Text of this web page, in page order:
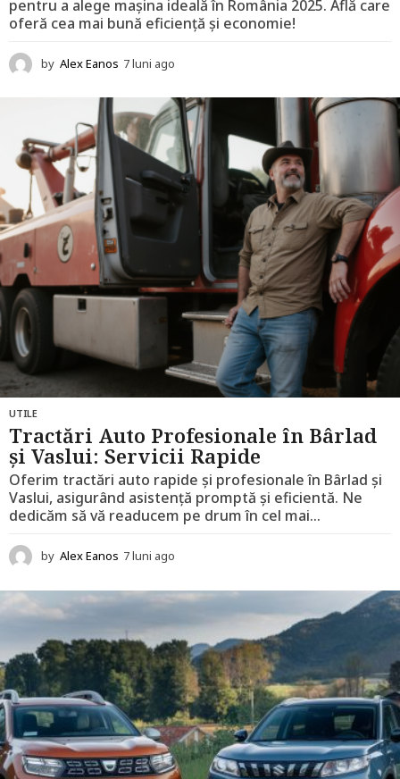
pentru a alege mașina ideală în România 2025. Află care
oferă cea mai bună eficiență și economie!
by Alex Eanos 7 luni ago
l
u
n
a
g
UTILE
Tractări Auto Profesionale în Bârlad
și Vaslui: Servicii Rapide
Oferim tractări auto rapide și profesionale în Bârlad și
Vaslui, asigurând asistență promptă și eficientă. Ne
dedicăm să vă readucem pe drum în cel mai...
by Alex Eanos 7 luni ago
u
n
i
a
g
o